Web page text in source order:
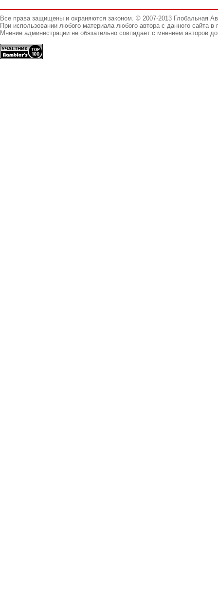
Все права защищены и охраняются законом. © 2007-2013 Глобальная
При использовании любого материала любого автора с данного сайта
Мнение администрации не обязательно совпадает с мнением авторов